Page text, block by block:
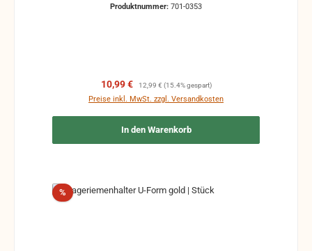
Produktnummer: 701-0353
Verkaufspreis:
10,99 € Regulärer Preis:
12,99 € (15.4% gespart)
Preise inkl. MwSt. zzgl. Versandkosten
In den Warenkorb
%Rabatt